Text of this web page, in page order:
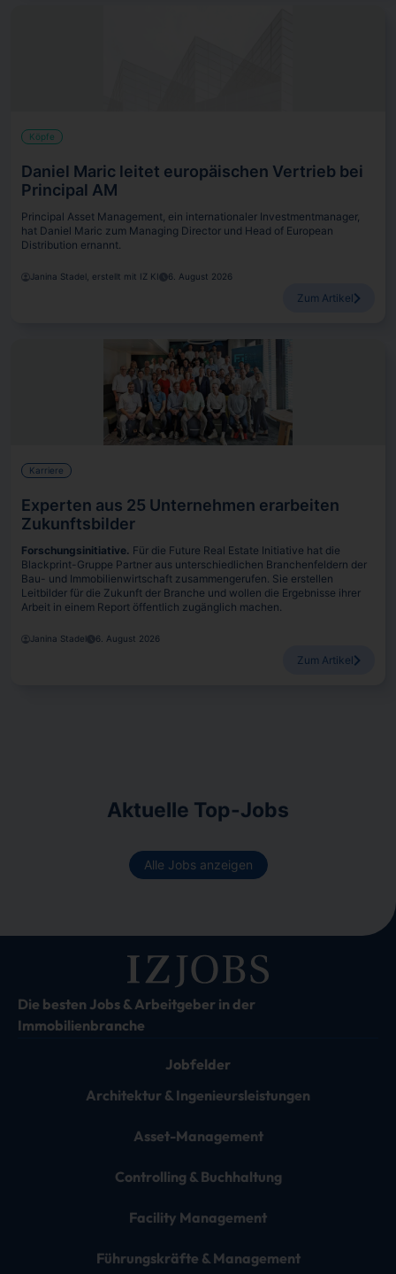
Köpfe
Daniel Maric leitet europäischen Vertrieb bei
Principal AM
Principal Asset Management, ein internationaler Investmentmanager,
hat Daniel Maric zum Managing Director und Head of European
Distribution ernannt.
Janina Stadel, erstellt mit IZ KI 6. August 2026
Zum Artikel
Karriere
Experten aus 25 Unternehmen erarbeiten
Zukunftsbilder
Forschungsinitiative. Für die Future Real Estate Initiative hat die
Blackprint-Gruppe Partner aus unterschiedlichen Branchenfeldern der
Bau- und Immobilienwirtschaft zusammengerufen. Sie erstellen
Leitbilder für die Zukunft der Branche und wollen die Ergebnisse ihrer
Arbeit in einem Report öffentlich zugänglich machen.
Janina Stadel 6. August 2026
Zum Artikel
Aktuelle Top-Jobs
Alle Jobs anzeigen
Die besten Jobs & Arbeitgeber in der
Immobilienbranche
Jobfelder
Architektur & Ingenieursleistungen
Asset-Management
Controlling & Buchhaltung
Facility Management
Führungskräfte & Management